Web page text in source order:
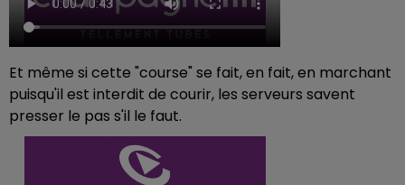
Et même si cette "course" se fait, en fait, en marchant
puisqu'il est interdit de courir, les serveurs savent
presser le pas s'il le faut.